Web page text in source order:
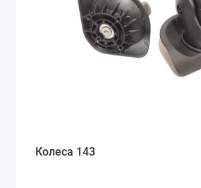
Колеса 143